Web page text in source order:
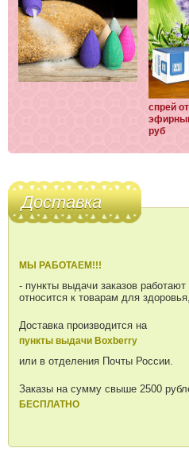
спрей
руб
Доставка
МЫ РАБОТАЕМ!!!
- пункты выдачи заказов
относится к товарам для
Доставка производится на
пункты выдачи Boxberry
или в отделения Почты России.
Заказы на сумму свыше 2500
БЕСПЛАТНО